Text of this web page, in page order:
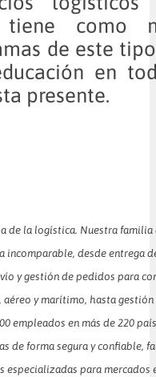
tiene como
de este
en
presente.
de la logística. Nuestra familia
incomparable, desde entrega
y gestión de pedidos para
y marítimo, hasta gestión
empleados en más de 220
de forma segura y confiable,
especializadas para